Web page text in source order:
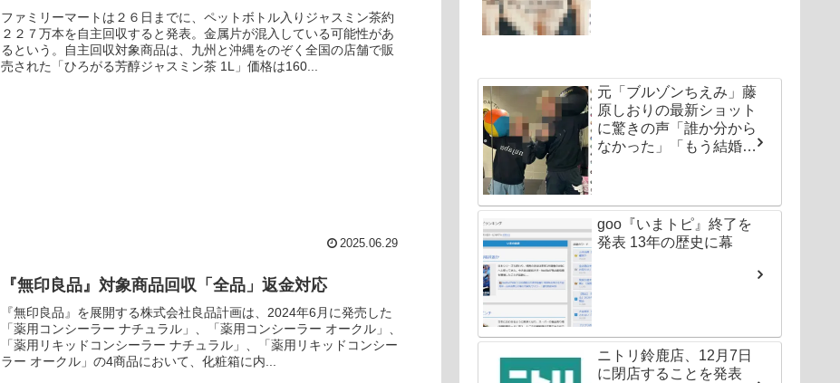
ファミリーマートは２６日までに、ペットボトル入りジャスミン茶約
２２７万本を自主回収すると発表。金属片が混入している可能性があ
るという。自主回収対象商品は、九州と沖縄をのぞく全国の店舗で販
売された「ひろがる芳醇ジャスミン茶 1L」価格は160...
2025.06.29
『無印良品』対象商品回収「全品」返金対応
『無印良品』を展開する株式会社良品計画は、2024年6月に発売した
「薬用コンシーラー ナチュラル」、「薬用コンシーラー オークル」、
「薬用リキッドコンシーラー ナチュラル」、「薬用リキッドコンシー
ラー オークル」の4商品において、化粧箱に内...
元「ブルゾンちえみ」藤
原しおりの最新ショット
に驚きの声「誰か分から
なかった」「もう結婚し
goo『いまトピ』終了を
発表 13年の歴史に幕
ニトリ鈴鹿店、12月7日
に閉店することを発表